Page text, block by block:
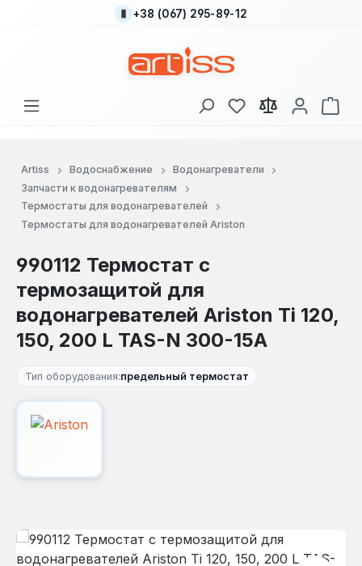
Перейти к основному содержанию
+38 (067) 295-89-12
У вас есть товары
В
Artiss Водоснабжение
Водонагреватели
Запчасти к водонагревателям
Термостаты для водонагревателей
Термостаты для водонагревателей Ariston
990112 Термостат с
термозащитой для
водонагревателей Ariston Ti 120,
150, 200 L TAS-N 300-15A
Тип оборудования:предельный термостат
Пропустить галерею изображений